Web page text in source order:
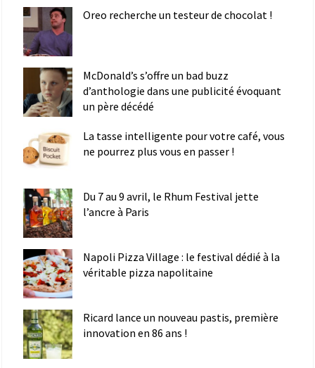
Oreo recherche un testeur de chocolat !
McDonald’s s’offre un bad buzz
d’anthologie dans une publicité évoquant
un père décédé
La tasse intelligente pour votre café, vous
ne pourrez plus vous en passer !
Du 7 au 9 avril, le Rhum Festival jette
l’ancre à Paris
Napoli Pizza Village : le festival dédié à la
véritable pizza napolitaine
Ricard lance un nouveau pastis, première
innovation en 86 ans !